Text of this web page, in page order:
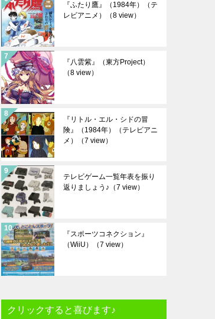
『ふたり鷹』（1984年）（テ
レビアニメ）
（8 view）
『八雲紫』（東方Project）
（8 view）
『リトル・エル・シドの冒
険』（1984年）（テレビアニ
メ）
（7 view）
テレビゲーム一覧年表を振り
返りましょう♪ （7 view）
『スポーツコネクション』
（WiiU）
（7 view）
クリックすると喜びます♪